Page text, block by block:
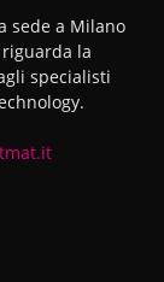
sede a Milano
la
specialisti